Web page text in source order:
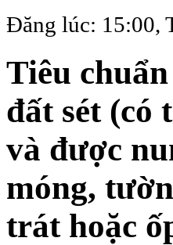
Đăng lúc: 15:00,
Tiêu
đất sét (có
và được
móng,
trát hoặc